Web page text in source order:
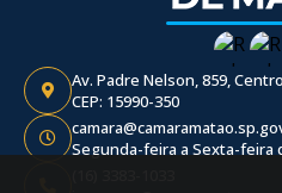
Av. Padre Nelson, 859, Centro
CEP: 15990-350
Segunda-feira a Sexta-feira